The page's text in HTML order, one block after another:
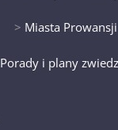
> Miasta Prowansji
Porady i plany